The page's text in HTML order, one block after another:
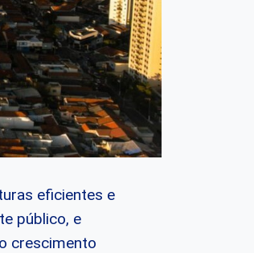
eficientes e
público, e
crescimento